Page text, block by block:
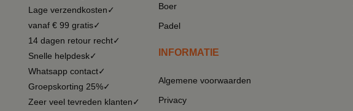
Lage verzendkosten✓
vanaf € 99 gratis✓
14 dagen retour recht✓
Snelle helpdesk✓
Whatsapp contact✓
Groepskorting 25%✓
Zeer veel tevreden klanten✓
Boer
Padel
INFORMATIE
Algemene voorwaarden
Privacy